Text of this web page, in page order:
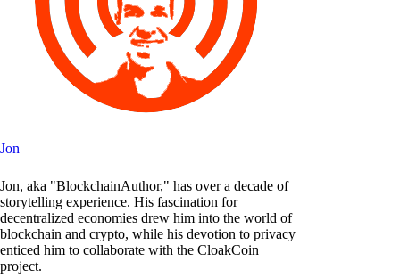
Jon
Jon, aka "BlockchainAuthor," has over a decade of
storytelling experience. His fascination for
decentralized economies drew him into the world of
blockchain and crypto, while his devotion to privacy
enticed him to collaborate with the CloakCoin
project.